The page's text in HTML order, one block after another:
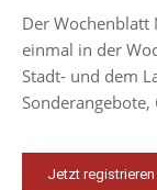
Der
einmal in der
Stadt- und dem
Jetzt registrieren